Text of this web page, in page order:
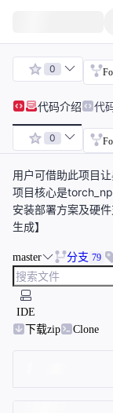
0
代码介绍 代
0
用户可借助此项目
项目核心是
安装部署方案及硬
生成】
master 分支 79
IDE
下载zip
Clone